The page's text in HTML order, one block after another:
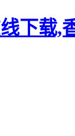
下载,